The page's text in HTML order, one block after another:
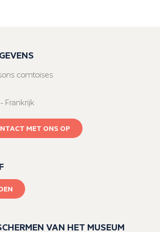
comtoises
Frankrijk
MET ONS OP
VAN HET MUSEUM